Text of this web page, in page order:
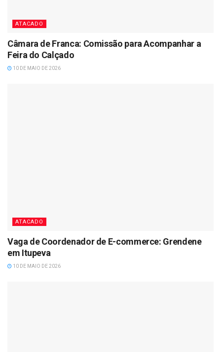
ATACADO
Câmara de Franca: Comissão para Acompanhar a
Feira do Calçado
10 DE MAIO DE 2026
ATACADO
Vaga de Coordenador de E-commerce: Grendene
em Itupeva
10 DE MAIO DE 2026